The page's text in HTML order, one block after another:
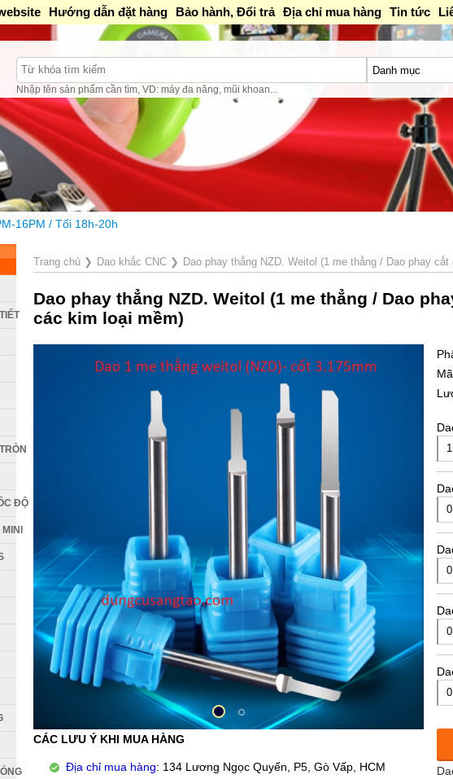
Hướng dẫn đặt hàng Bảo hành, Đổi trả Địa chỉ mua hàng Tin tức
Nhập tên sản phẩm cần tìm, VD: máy đa năng, mũi khoan...
ĐỘ
Trang chủ❯ Dao khắc CNC❯ Dao phay thẳng NZD. Weitol (1 me thẳng / Dao phay
Dao phay thẳng NZD. Weitol (1 me thẳng / Dao
các kim loại mềm)
CÁC LƯU Ý KHI MUA HÀNG
Địa chỉ mua hàng: 134 Lương Ngọc Quyến, P5, Gò Vấp, HCM
Vui lòng liên hệ
: 0961556545 Mr.Minh để kiểm tra còn hàng.
Shop sẽ nhắn zalo/ hoặc gọi điện thoại để xác nhận đơn hàng
Chỉ ship các đơn hàngđã xác nhận
Giá sản phẩm chưa gồm phí ship, khách tự trả ship khi nhận hàng